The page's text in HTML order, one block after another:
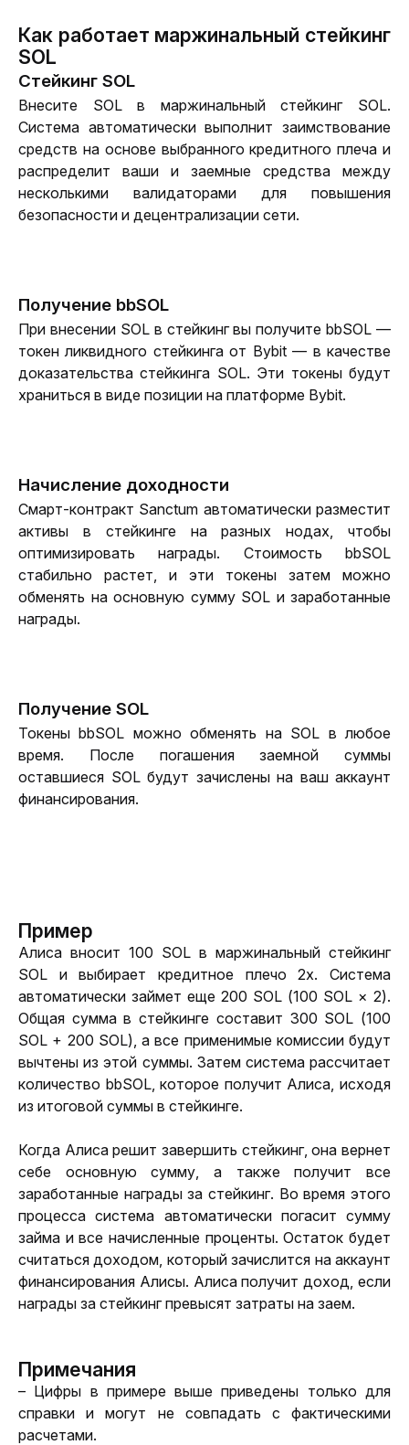
Как работает маржинальный стейкинг
SOL
Стейкинг SOL
Внесите SOL в маржинальный стейкинг SOL.
Система автоматически выполнит заимствование
средств на основе выбранного кредитного плеча и
распределит ваши и заемные средства между
несколькими валидаторами для повышения
безопасности и децентрализации сети.
Получение bbSOL
При внесении SOL в стейкинг вы получите bbSOL —
токен ликвидного стейкинга от Bybit — в качестве
доказательства стейкинга SOL. Эти токены будут
храниться в виде позиции на платформе Bybit.
Начисление доходности
Смарт-контракт Sanctum автоматически разместит
активы в стейкинге на разных нодах, чтобы
оптимизировать награды. Стоимость bbSOL
стабильно растет, и эти токены затем можно
обменять на основную сумму SOL и заработанные
награды.
Получение SOL
Токены bbSOL можно обменять на SOL в любое
время. После погашения заемной суммы
оставшиеся SOL будут зачислены на ваш аккаунт
финансирования.
Пример
Алиса вносит 100 SOL в маржинальный стейкинг
SOL и выбирает кредитное плечо 2x. Система
автоматически займет еще 200 SOL (100 SOL × 2).
Общая сумма в стейкинге составит 300 SOL (100
SOL + 200 SOL), а все применимые комиссии будут
вычтены из этой суммы. Затем система рассчитает
количество bbSOL, которое получит Алиса, исходя
из итоговой суммы в стейкинге.
Когда Алиса решит завершить стейкинг, она вернет
себе основную сумму, а также получит все
заработанные награды за стейкинг. Во время этого
процесса система автоматически погасит сумму
займа и все начисленные проценты. Остаток будет
считаться доходом, который зачислится на аккаунт
финансирования Алисы. Алиса получит доход, если
награды за стейкинг превысят затраты на заем.
Примечания
– Цифры в примере выше приведены только для
справки и могут не совпадать с фактическими
расчетами.